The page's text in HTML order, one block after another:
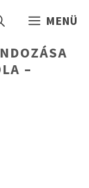
MENÜ
–